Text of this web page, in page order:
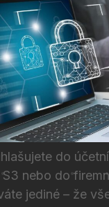
do
nebo do
jediné – že